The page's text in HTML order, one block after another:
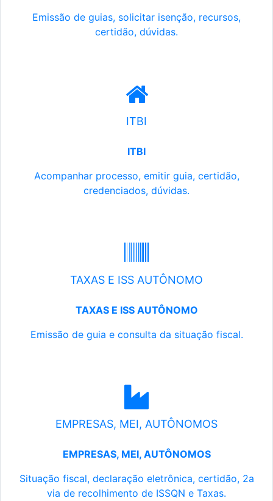
Emissão de guias, solicitar isenção, recursos,
certidão, dúvidas.
ITBI
ITBI
Acompanhar processo, emitir guia, certidão,
credenciados, dúvidas.
TAXAS E ISS AUTÔNOMO
TAXAS E ISS AUTÔNOMO
Emissão de guia e consulta da situação fiscal.
EMPRESAS, MEI, AUTÔNOMOS
EMPRESAS, MEI, AUTÔNOMOS
Situação fiscal, declaração eletrônica, certidão, 2a
via de recolhimento de ISSQN e Taxas.